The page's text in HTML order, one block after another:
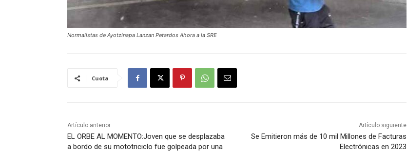
Normalistas de Ayotzinapa Lanzan Petardos Ahora a la SRE
Cuota
Artículo anterior
EL ORBE AL MOMENTO:Joven que se desplazaba
a bordo de su mototriciclo fue golpeada por una
Artículo siguiente
Se Emitieron más de 10 mil Millones de Facturas
Electrónicas en 2023